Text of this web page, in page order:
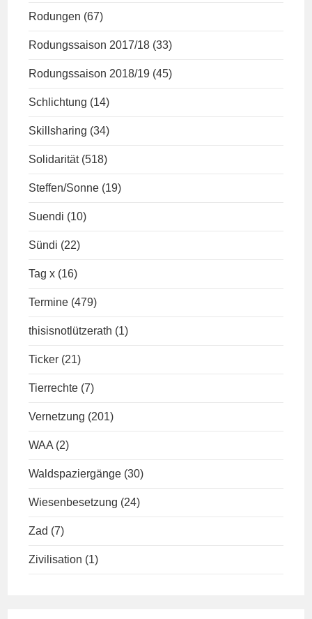
Rodungen (67)
Rodungssaison 2017/18 (33)
Rodungssaison 2018/19 (45)
Schlichtung (14)
Skillsharing (34)
Solidarität (518)
Steffen/Sonne (19)
Suendi (10)
Sündi (22)
Tag x (16)
Termine (479)
thisisnotlützerath (1)
Ticker (21)
Tierrechte (7)
Vernetzung (201)
WAA (2)
Waldspaziergänge (30)
Wiesenbesetzung (24)
Zad (7)
Zivilisation (1)